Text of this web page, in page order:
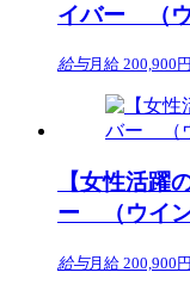
イバー （
給与月給 200,900
【女性活躍
ー （ウイ
給与月給 200,900